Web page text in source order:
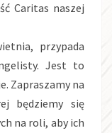
Caritas naszej
przypada
Jest to
Zapraszamy na
będziemy się
na roli, aby ich